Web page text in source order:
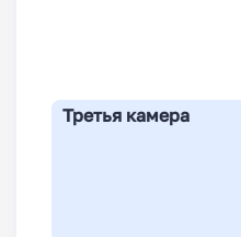
Третья камера